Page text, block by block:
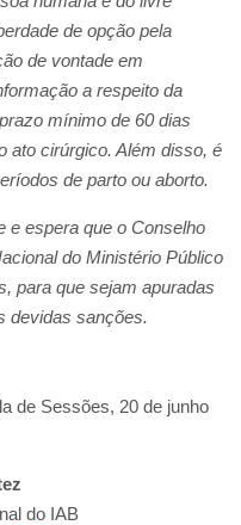
de opção pela
de vontade em
a respeito da
mínimo de 60 dias
ato cirúrgico. Além disso, é
de parto ou aborto.
e espera que o Conselho
do Ministério Público
para que sejam apuradas
devidas sanções.
20 de junho
do IAB